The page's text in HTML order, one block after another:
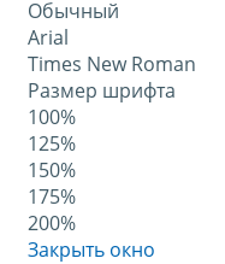
Обычный
Arial
Times New Roman
Размер шрифта
100%
125%
150%
175%
200%
Закрыть окно